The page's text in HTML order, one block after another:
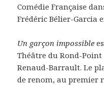
Comédie Française
Frédéric Bélier-Garcia
Un garçon impossible
Théâtre du Rond-
Renaud-Barrault. Le
de renom, au premier